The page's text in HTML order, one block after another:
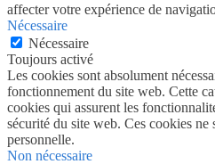
affecter votre expérience de
Nécessaire
Nécessaire
Toujours activé
Les cookies sont absolument
fonctionnement du site web. Cette
cookies qui assurent les
sécurité du site web. Ces cookies
personnelle.
Non nécessaire